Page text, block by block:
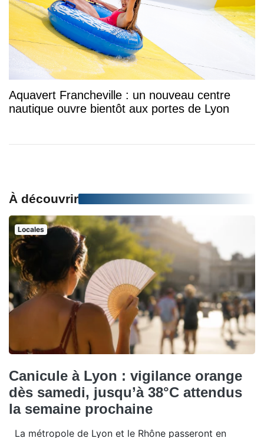
Aquavert Francheville : un nouveau centre
nautique ouvre bientôt aux portes de Lyon
À découvrir
Locales
Canicule à Lyon : vigilance orange
dès samedi, jusqu’à 38°C attendus
la semaine prochaine
La métropole de Lyon et le Rhône passeront en